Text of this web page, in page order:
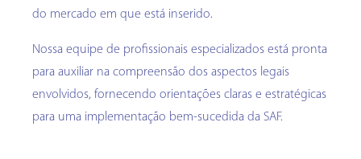
do mercado em que está inserido.
Nossa equipe de profissionais especializados está pronta
para auxiliar na compreensão dos aspectos legais
envolvidos, fornecendo orientações claras e estratégicas
para uma implementação bem-sucedida da SAF.